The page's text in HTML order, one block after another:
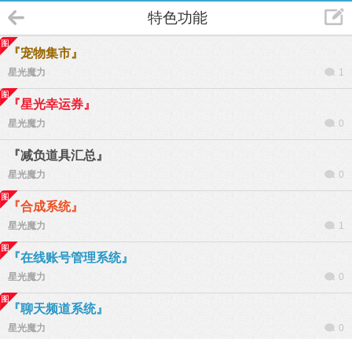
特色功能
『宠物集市』
星光魔力 1
『星光幸运券』
星光魔力 0
『减负道具汇总』
星光魔力 0
『合成系统』
星光魔力 1
『在线账号管理系统』
星光魔力 0
『聊天频道系统』
星光魔力 0